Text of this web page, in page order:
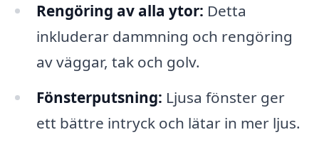
Rengöring av alla ytor: Detta
inkluderar dammning och rengöring
av väggar, tak och golv.
Fönsterputsning: Ljusa fönster ger
ett bättre intryck och lätar in mer ljus.